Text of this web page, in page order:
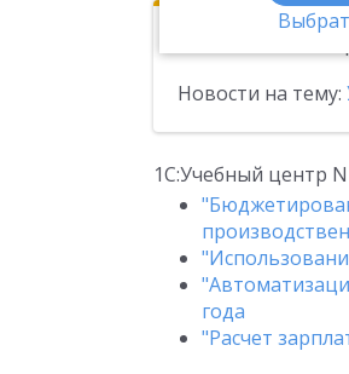
Эта новость
Новости на тему:
1С:Учебный центр
года
"Расчет